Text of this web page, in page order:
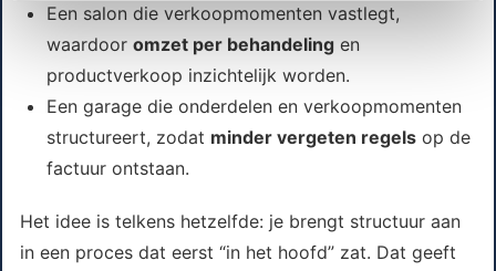
Een salon die verkoopmomenten vastlegt,
waardoor omzet per behandeling en
productverkoop inzichtelijk worden.
Een garage die onderdelen en verkoopmomenten
structureert, zodat minder vergeten regels op de
factuur ontstaan.
Het idee is telkens hetzelfde: je brengt structuur aan
in een proces dat eerst “in het hoofd” zat. Dat geeft